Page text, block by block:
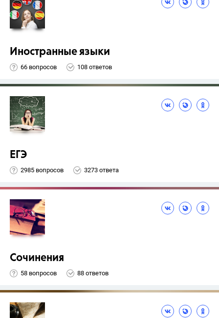
Иностранные языки
66 вопросов 108 ответов
ЕГЭ
2985 вопросов 3273 ответа
Сочинения
58 вопросов 88 ответов